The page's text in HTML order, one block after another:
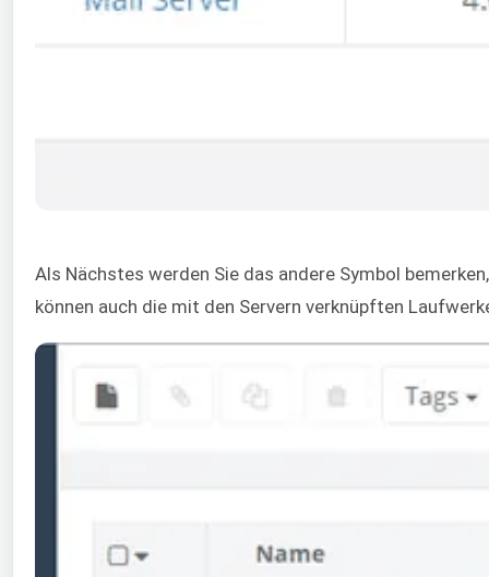
Als Nächstes werden Sie das andere Symbol
können auch die mit den Servern verknüpften